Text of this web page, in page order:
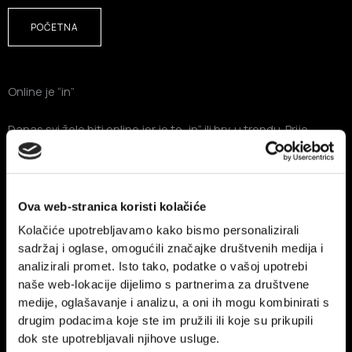
Ova web-stranica koristi kolačiće
Kolačiće upotrebljavamo kako bismo personalizirali
sadržaj i oglase, omogućili značajke društvenih medija i
analizirali promet. Isto tako, podatke o vašoj upotrebi
naše web-lokacije dijelimo s partnerima za društvene
medije, oglašavanje i analizu, a oni ih mogu kombinirati s
drugim podacima koje ste im pružili ili koje su prikupili
dok ste upotrebljavali njihove usluge.
POČETNA
Online je “in”
Danas svi žele biti online jer je to „in“ ili hrv. u trendu. Prije
nekoliko godina, samo ozbiljne kompanije su imale
marketinške strategije. A danas, svi žele biti dio digitalnog
e-mail. Zar zaista od njega očekujemo da zna što su
Facebook Ads, SEO, Google pozicioniranje, My Business i
mnoštvo ostalih pojmova? A taj isti vlasnik zaista želi biti u
trendu. Ali nema vremena.